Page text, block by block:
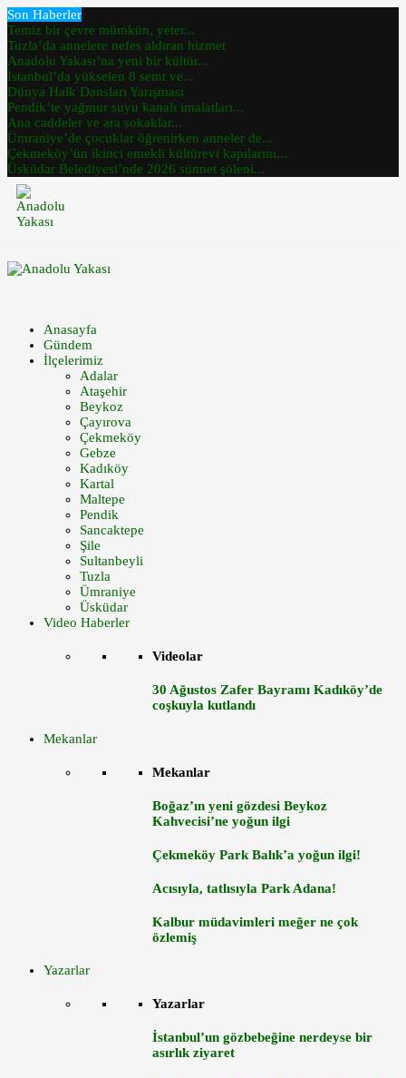
Son Haberler
Temiz bir çevre mümkün, yeter...
Tuzla’da annelere nefes aldıran hizmet
Anadolu Yakası’na yeni bir kültür...
İstanbul’da yükselen 8 semt ve...
Dünya Halk Dansları Yarışması
Pendik’te yağmur suyu kanalı imalatları...
Ana caddeler ve ara sokaklar...
Ümraniye’de çocuklar öğrenirken anneler de...
Çekmeköy’ün ikinci emekli kültürevi kapılarını...
Üsküdar Belediyesi’nde 2026 sünnet şöleni...
Anasayfa
Gündem
İlçelerimiz
Adalar
Ataşehir
Beykoz
Çayırova
Çekmeköy
Gebze
Kadıköy
Kartal
Maltepe
Pendik
Sancaktepe
Şile
Sultanbeyli
Tuzla
Ümraniye
Üsküdar
Video Haberler
Videolar
30 Ağustos Zafer Bayramı Kadıköy’de
coşkuyla kutlandı
Mekanlar
Mekanlar
Boğaz’ın yeni gözdesi Beykoz
Kahvecisi’ne yoğun ilgi
Çekmeköy Park Balık’a yoğun ilgi!
Acısıyla, tatlısıyla Park Adana!
Kalbur müdavimleri meğer ne çok
özlemiş
Yazarlar
Yazarlar
İstanbul’un gözbebeğine nerdeyse bir
asırlık ziyaret